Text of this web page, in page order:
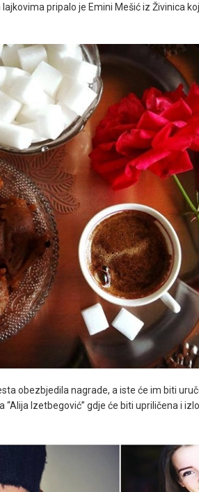
pripalo je Emini Mešić iz Živinica
obezbjedila nagrade, a iste će im biti
“Alija Izetbegović” gdje će biti upriličena i